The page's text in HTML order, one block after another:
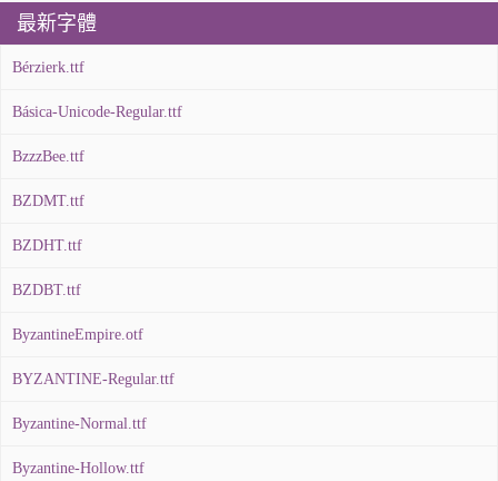
最新字體
Bérzierk.ttf
Básica-Unicode-Regular.ttf
BzzzBee.ttf
BZDMT.ttf
BZDHT.ttf
BZDBT.ttf
ByzantineEmpire.otf
BYZANTINE-Regular.ttf
Byzantine-Normal.ttf
Byzantine-Hollow.ttf